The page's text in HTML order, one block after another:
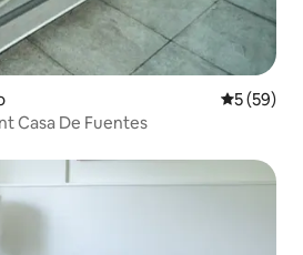
Průměrné
5 (59)
Casa De Fuentes
u hostů